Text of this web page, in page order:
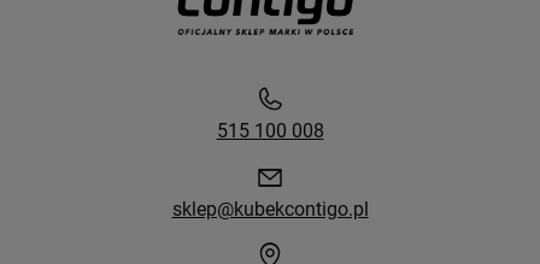
515 100 008
sklep@kubekcontigo.pl